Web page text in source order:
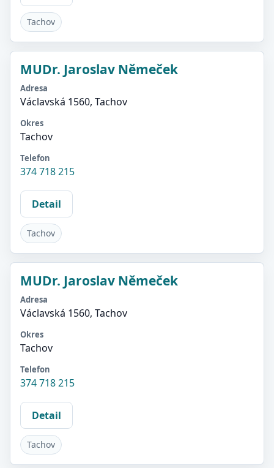
Tachov
MUDr. Jaroslav Němeček
Adresa
Václavská 1560, Tachov
Okres
Tachov
Telefon
374 718 215
Detail
Tachov
MUDr. Jaroslav Němeček
Adresa
Václavská 1560, Tachov
Okres
Tachov
Telefon
374 718 215
Detail
Tachov